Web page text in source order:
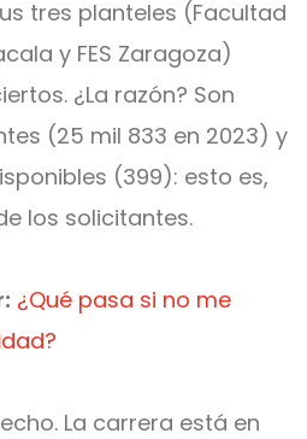
tres planteles (Facultad
y FES Zaragoza)
¿La razón? Son
(25 mil 833 en 2023) y
(399): esto es,
los solicitantes.
¿Qué pasa si no me
La carrera está en